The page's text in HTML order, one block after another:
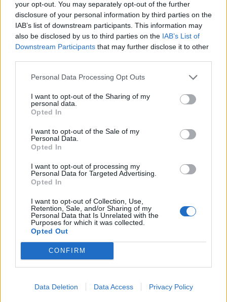
your opt-out. You may separately opt-out of the further
disclosure of your personal information by third parties on the
IAB’s list of downstream participants. This information may
also be disclosed by us to third parties on the IAB’s List of
Downstream Participants that may further disclose it to other
Personal Data Processing Opt Outs
I want to opt-out of the Sharing of my
personal data.
Opted In
I want to opt-out of the Sale of my
Personal Data.
Opted In
I want to opt-out of processing my
Personal Data for Targeted Advertising.
Opted In
I want to opt-out of Collection, Use,
Retention, Sale, and/or Sharing of my
Personal Data that Is Unrelated with the
Purposes for which it was collected.
Opted Out
CONFIRM
Data Deletion Data Access Privacy Policy